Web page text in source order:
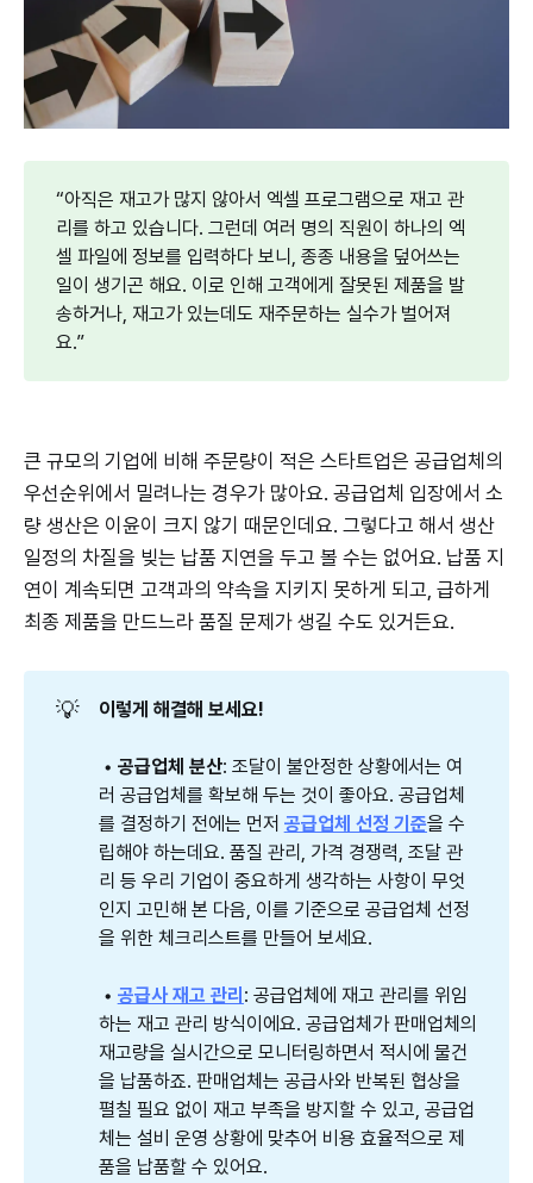
“아직은 재고가 많지 않아서 엑셀 프로그램으로 재고 관
리를 하고 있습니다. 그런데 여러 명의 직원이 하나의 엑
셀 파일에 정보를 입력하다 보니, 종종 내용을 덮어쓰는
일이 생기곤 해요. 이로 인해 고객에게 잘못된 제품을 발
송하거나, 재고가 있는데도 재주문하는 실수가 벌어져
요.”
큰 규모의 기업에 비해 주문량이 적은 스타트업은 공급업체의
우선순위에서 밀려나는 경우가 많아요. 공급업체 입장에서 소
량 생산은 이윤이 크지 않기 때문인데요. 그렇다고 해서 생산
일정의 차질을 빚는 납품 지연을 두고 볼 수는 없어요. 납품 지
연이 계속되면 고객과의 약속을 지키지 못하게 되고, 급하게
최종 제품을 만드느라 품질 문제가 생길 수도 있거든요.
💡 이렇게 해결해 보세요!
• 공급업체 분산: 조달이 불안정한 상황에서는 여
러 공급업체를 확보해 두는 것이 좋아요. 공급업체
를 결정하기 전에는 먼저 공급업체 선정 기준을 수
립해야 하는데요. 품질 관리, 가격 경쟁력, 조달 관
리 등 우리 기업이 중요하게 생각하는 사항이 무엇
인지 고민해 본 다음, 이를 기준으로 공급업체 선정
을 위한 체크리스트를 만들어 보세요.
• 공급사 재고 관리 : 공급업체에 재고 관리를 위임
하는 재고 관리 방식이에요. 공급업체가 판매업체의
재고량을 실시간으로 모니터링하면서 적시에 물건
을 납품하죠. 판매업체는 공급사와 반복된 협상을
펼칠 필요 없이 재고 부족을 방지할 수 있고, 공급업
체는 설비 운영 상황에 맞추어 비용 효율적으로 제
품을 납품할 수 있어요.